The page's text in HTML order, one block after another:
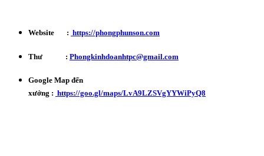
Website : https://phongphunson.com
Thư : Phongkinhdoanhtpc@gmail.com
Google Map đến
xưởng : https://goo.gl/maps/LvA9LZSVgYYWiPyQ8